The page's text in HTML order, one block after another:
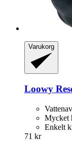
Varukorg
Loowy
Mycket
Enkelt
71 kr